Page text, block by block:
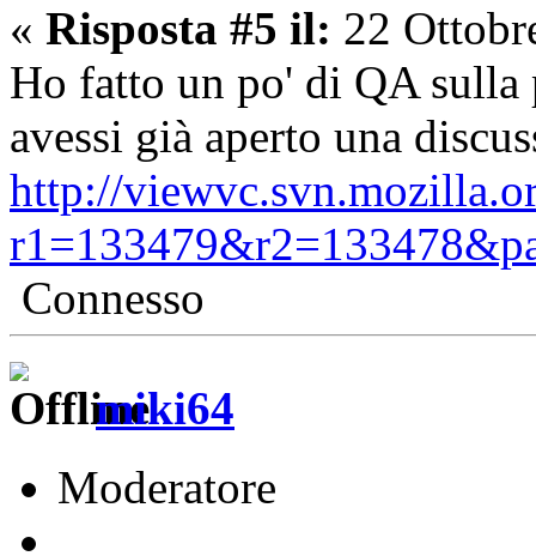
« Risposta #5 il: 22
Ho fatto un po' di QA sulla
avessi già aperto una
http://
Connesso
miki64
Moderatore